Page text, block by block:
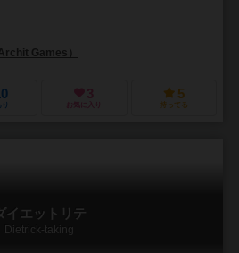
Games）
3
お気に入り
5
持ってる
イエットリテ
Dietrick-taking